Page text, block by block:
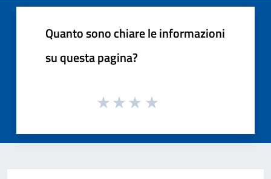
Quanto sono chiare le informazioni
su questa pagina?